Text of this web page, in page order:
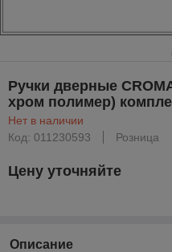
Ручки дверные
хром полимер)
Нет в наличии
Код: 011230593
Розница
Цену уточняйте
Описание